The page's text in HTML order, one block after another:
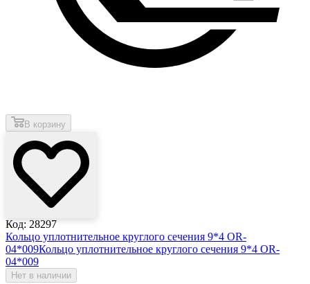
В корзину
Код: 28297
Кольцо уплотнительное круглого сечения 9*4 OR-
04*009Кольцо уплотнительное круглого сечения 9*4 OR-
04*009
Нет в наличии